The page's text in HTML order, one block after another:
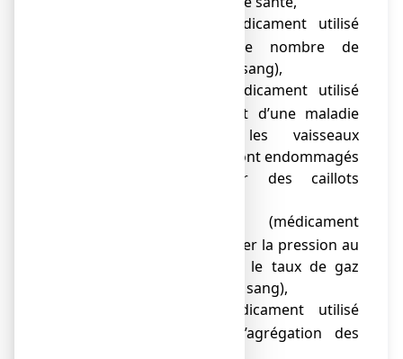
anagrélide (médicament utilisé
pour diminuer le nombre de
plaquettes dans le sang),
défibrotide (médicament utilisé
pour le traitement d’une maladie
dans laquelle les vaisseaux
sanguins du foie sont endommagés
et obstrués par des caillots
acétazolamide (médicament
utilisé pour diminuer la pression au
niveau de l’œil ou le taux de gaz
carbonique dans le sang),
ticagrélor (médicament utilisé
pour empêcher l’agrégation des